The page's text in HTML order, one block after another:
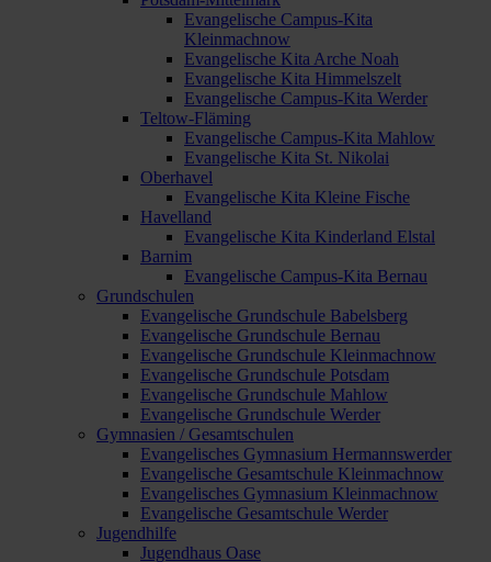
Evangelische Campus-Kita
Kleinmachnow
Evangelische Kita Arche Noah
Evangelische Kita Himmelszelt
Evangelische Campus-Kita Werder
Teltow-Fläming
Evangelische Campus-Kita Mahlow
Evangelische Kita St. Nikolai
Oberhavel
Evangelische Kita Kleine Fische
Havelland
Evangelische Kita Kinderland Elstal
Barnim
Evangelische Campus-Kita Bernau
Grundschulen
Evangelische Grundschule Babelsberg
Evangelische Grundschule Bernau
Evangelische Grundschule Kleinmachnow
Evangelische Grundschule Potsdam
Evangelische Grundschule Mahlow
Evangelische Grundschule Werder
Gymnasien / Gesamtschulen
Evangelisches Gymnasium Hermannswerder
Evangelische Gesamtschule Kleinmachnow
Evangelisches Gymnasium Kleinmachnow
Evangelische Gesamtschule Werder
Jugendhilfe
Jugendhaus Oase